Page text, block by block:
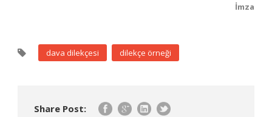
İmza
dava dilekçesi dilekçe örneği
Share Post: